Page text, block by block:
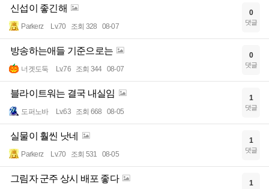
신섭이 좋긴해
Parkerz Lv.70 조회 328 08-07
0
댓글
방송하는애들 기준으로는
너겟도둑 Lv.76 조회 344 08-07
0
댓글
블라이트워는 결국 내실임
도퍼노바 Lv.63 조회 668 08-05
1
댓글
실물이 훨씬 낫네
Parkerz Lv.70 조회 531 08-05
1
댓글
그림자 군주 상시 배포 좋다 1